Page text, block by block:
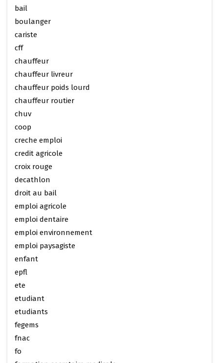
bail
boulanger
cariste
cff
chauffeur
chauffeur livreur
chauffeur poids lourd
chauffeur routier
chuv
coop
creche emploi
credit agricole
croix rouge
decathlon
droit au bail
emploi agricole
emploi dentaire
emploi environnement
emploi paysagiste
enfant
epfl
ete
etudiant
etudiants
fegems
fnac
fo